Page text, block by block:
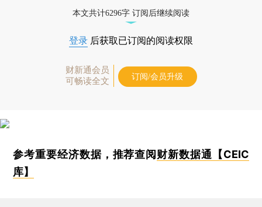
本文共计6296字 订阅后继续阅读
登录 后获取已订阅的阅读权限
财新通会员
可畅读全文
订阅/会员升级
参考重要经济数据，推荐查阅财新数据通【CEIC
库】